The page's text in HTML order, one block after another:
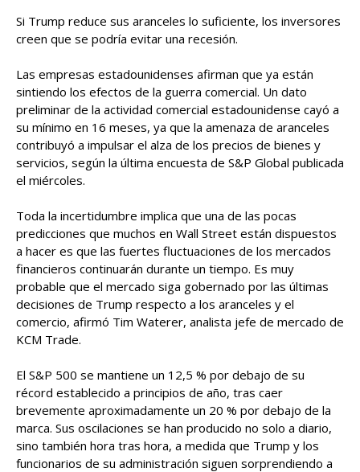
Si Trump reduce sus aranceles lo suficiente, los inversores
creen que se podría evitar una recesión.
Las empresas estadounidenses afirman que ya están
sintiendo los efectos de la guerra comercial. Un dato
preliminar de la actividad comercial estadounidense cayó a
su mínimo en 16 meses, ya que la amenaza de aranceles
contribuyó a impulsar el alza de los precios de bienes y
servicios, según la última encuesta de S&P Global publicada
el miércoles.
Toda la incertidumbre implica que una de las pocas
predicciones que muchos en Wall Street están dispuestos
a hacer es que las fuertes fluctuaciones de los mercados
financieros continuarán durante un tiempo. Es muy
probable que el mercado siga gobernado por las últimas
decisiones de Trump respecto a los aranceles y el
comercio, afirmó Tim Waterer, analista jefe de mercado de
KCM Trade.
El S&P 500 se mantiene un 12,5 % por debajo de su
récord establecido a principios de año, tras caer
brevemente aproximadamente un 20 % por debajo de la
marca. Sus oscilaciones se han producido no solo a diario,
sino también hora tras hora, a medida que Trump y los
funcionarios de su administración siguen sorprendiendo a